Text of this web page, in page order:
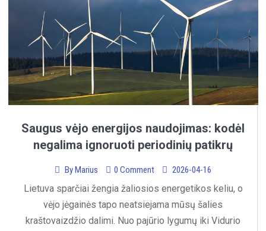
Saugus vėjo energijos naudojimas: kodėl
negalima ignoruoti periodinių patikrų
ByMarius 0 Comment 2026-04-16
Lietuva sparčiai žengia žaliosios energetikos keliu, o
vėjo jėgainės tapo neatsiejama mūsų šalies
kraštovaizdžio dalimi. Nuo pajūrio lygumų iki Vidurio